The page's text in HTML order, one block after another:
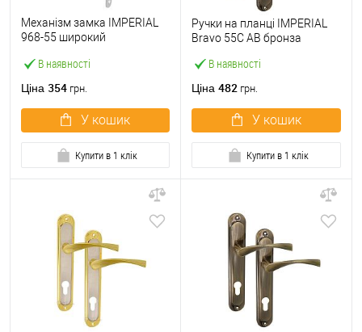
В наявності
Механізм замка IMPERIAL
968-55 широкий
полірований
Ціна 354 грн.
У кошик
Купити в 1 клік
В наявності
Ручки на планці IMPERIAL
Bravo 55С AB бронза
Ціна 482 грн.
У кошик
Купити в 1 клік